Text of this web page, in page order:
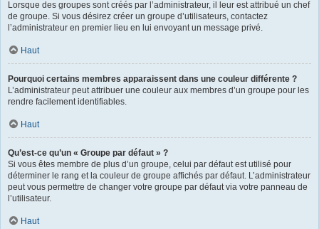
Lorsque des groupes sont créés par l’administrateur, il leur est attribué un chef
de groupe. Si vous désirez créer un groupe d’utilisateurs, contactez
l’administrateur en premier lieu en lui envoyant un message privé.
Haut
Pourquoi certains membres apparaissent dans une couleur différente ?
L’administrateur peut attribuer une couleur aux membres d’un groupe pour les
rendre facilement identifiables.
Haut
Qu’est-ce qu’un « Groupe par défaut » ?
Si vous êtes membre de plus d’un groupe, celui par défaut est utilisé pour
déterminer le rang et la couleur de groupe affichés par défaut. L’administrateur
peut vous permettre de changer votre groupe par défaut via votre panneau de
l’utilisateur.
Haut